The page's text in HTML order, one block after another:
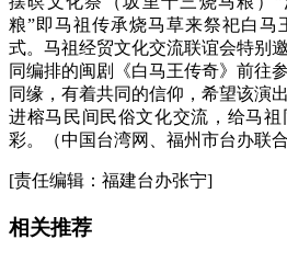
粮”即马祖传承烧马草来祭祀白马
式。马祖经贸文化交流联谊会特别
同编排的闽剧《白马王传奇》前往
同缘，有着共同的信仰，希望该演
进榕马民间民俗文化交流，给马
彩。（中国台湾网、福州市台办联合
[责任编辑：福建台办张宁]
相关推荐